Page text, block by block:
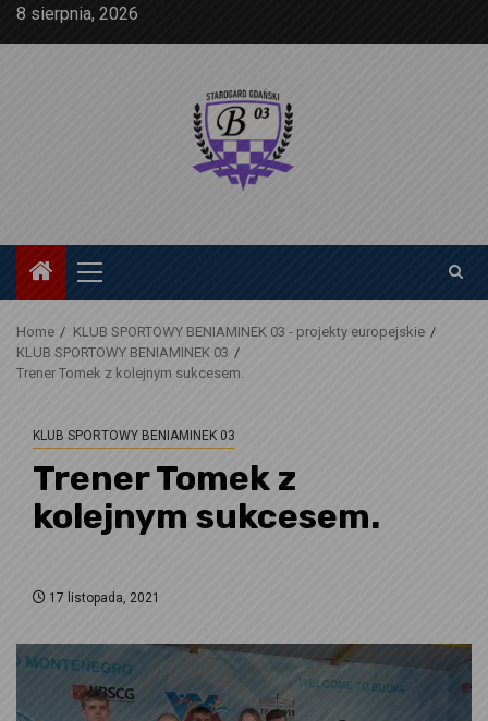
Skip8 sierpnia, 2026
Primary
Menu
Home
KLUB SPORTOWY BENIAMINEK 03 - projekty europejskie
KLUB SPORTOWY BENIAMINEK 03
Trener Tomek z kolejnym sukcesem.
KLUB SPORTOWY BENIAMINEK 03
Trener Tomek z
kolejnym sukcesem.
17 listopada, 2021